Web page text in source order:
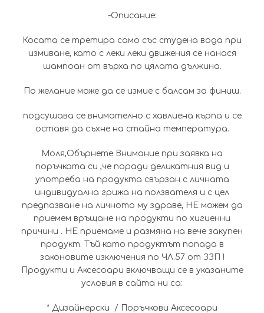
-Описаниe:
Косата се третира само със студена вода при
измиване, като с леки леки движения се нанася
шампоан от върха по цялата дължина.
По желание може да се измие с балсам за финиш.
подсушава се внимателно с хавлиена кърпа и се
оставя да съхне на стайна температура.
Моля,Обърнете Внимание при заявка на
поръчката си ,че поради деликатния вид и
употреба на продукта свързан с личната
индивидуална грижа на ползвателя и с цел
предпазване на личното му здраве, НЕ можем да
приемем връщане на продукти по хигиенни
причини . НЕ приемаме и размяна на вече закупен
продукт. Тъй като продуктът попада в
законовите изключения по ЧЛ.57 от ЗЗП !
Продукти и Аксесоари включващи се в указаните
условия в сайта ни са:
* Дизайнерски / Поръчкови Аксесоари